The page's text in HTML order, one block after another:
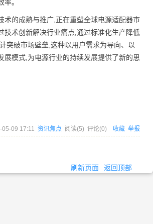
。
术的成熟与推广,正在重塑全球电源适配器市
技术创新解决行业痛点,通过标准化生产降低
突破市场壁垒,这种以用户需求为导向、以
展模式,为电源行业的持续发展提供了新的思
05-09 17:11 资讯焦点 阅读(5) 评论(0) 收藏 举报
刷新页面 返回顶部